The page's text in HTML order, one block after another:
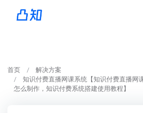
首页
解决方案
知识付费直播网课系统【知识付费直播网
怎么制作，知识付费系统搭建使用教程】